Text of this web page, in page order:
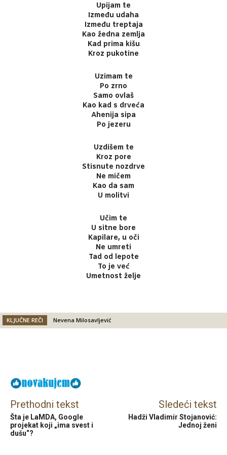
Upijam te
Između udaha
Između treptaja
Kao žedna zemlja
Kad prima kišu
Kroz pukotine
Uzimam te
Po zrno
Samo ovlaš
Kao kad s drveća
Ahenija sipa
Po jezeru
Uzdišem te
Kroz pore
Stisnute nozdrve
Ne mičem
Kao da sam
U molitvi
Učim te
U sitne bore
Kapilare, u oči
Ne umreti
Tad od lepote
To je već
Umetnost želje
KLJUČNE REČI Nevena Milosavljević
Prethodni tekst
Šta je LaMDA, Google
projekat koji „ima svest i
dušu“?
Sledeći tekst
Hadži Vladimir Stojanović:
Jednoj ženi